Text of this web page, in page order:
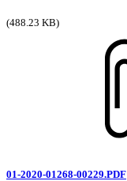
(488.23 KB)
01-2020-01268-00229.PDF